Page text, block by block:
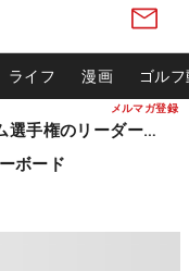
メルマガ登録
ライフ 漫画 ゴル
松山英樹ら出場 ウィンダム選手権のリーダーボード
ボード